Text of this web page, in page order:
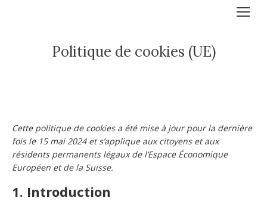
Politique de cookies (UE)
Cette politique de cookies a été mise à jour pour la dernière
fois le 15 mai 2024 et s’applique aux citoyens et aux
résidents permanents légaux de l’Espace Économique
Européen et de la Suisse.
1. Introduction